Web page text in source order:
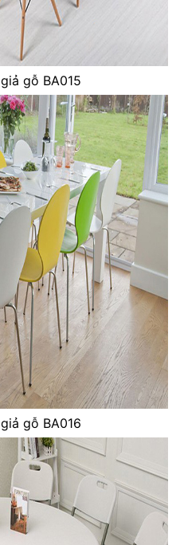
gỗ BA015
gỗ BA016